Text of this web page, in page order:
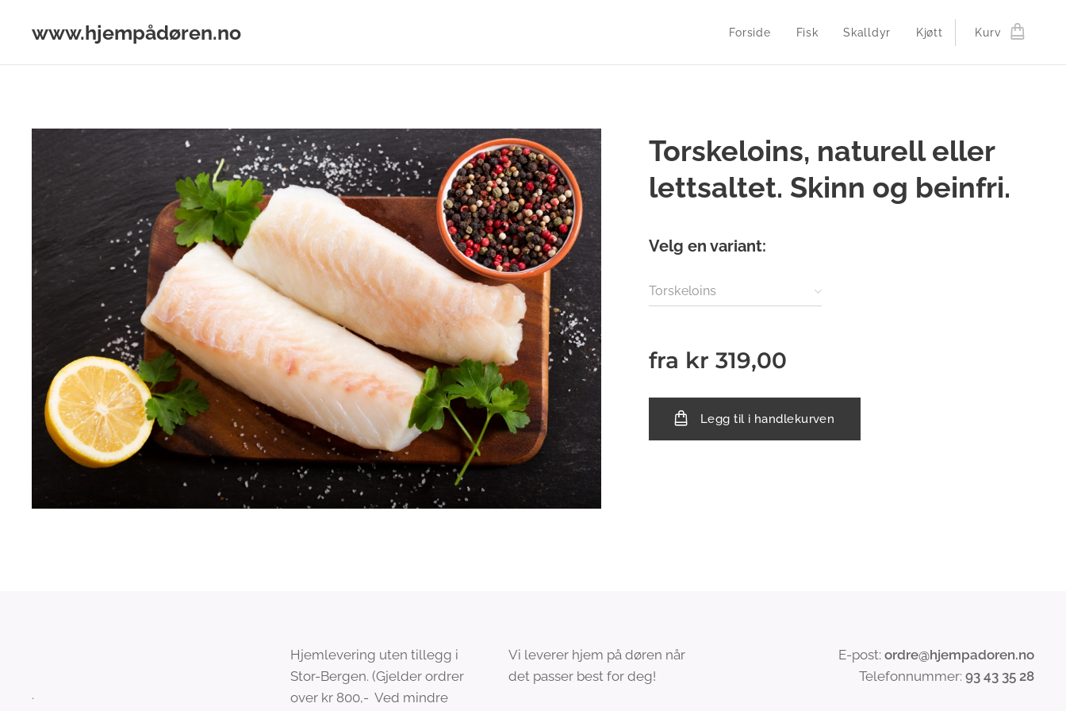
www.hjempådøren.no Forside Fisk Skalldyr Kjøtt Kurv
Torskeloins, naturell eller
lettsaltet. Skinn og beinfri.
Velg en variant:
Torskeloins
fra kr319,00
Legg til i handlekurven
.
Hjemlevering uten tillegg i
Stor-Bergen. (Gjelder ordrer
over kr 800,- Ved mindre
Vi leverer hjem på døren når
det passer best for deg!
E-post: ordre@hjempadoren.no
Telefonnummer: 93 43 35 28